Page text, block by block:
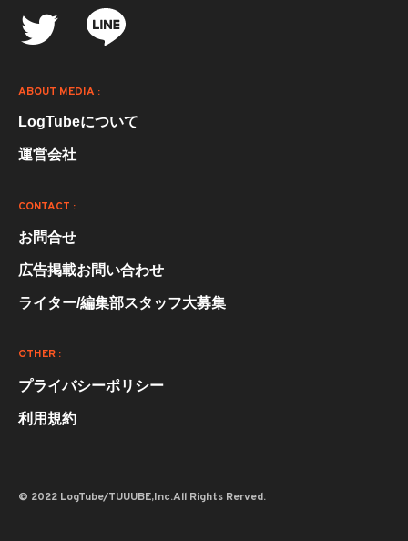
ABOUT MEDIA :
LogTubeについて
運営会社
CONTACT :
お問合せ
広告掲載お問い合わせ
ライター/編集部スタッフ大募集
OTHER :
プライバシーポリシー
利用規約
© 2022 LogTube/TUUUBE,Inc.All Rights Rerved.